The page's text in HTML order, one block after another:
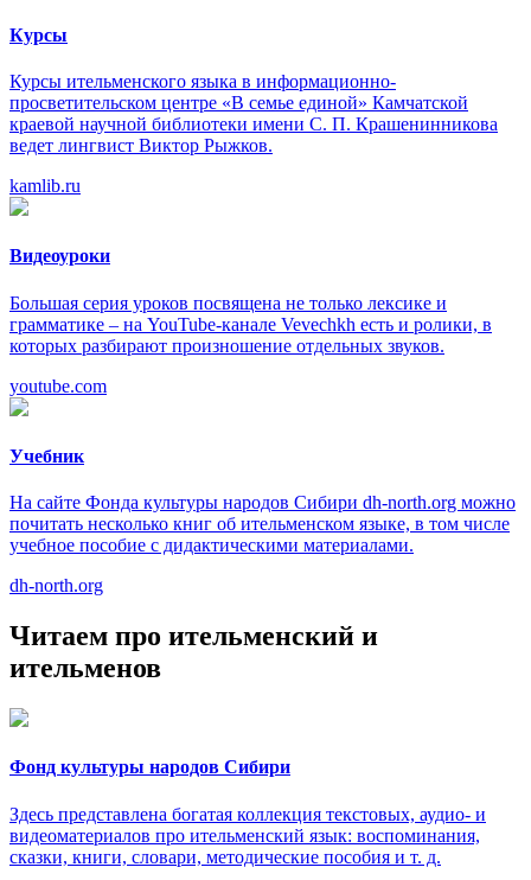
Курсы
Курсы ительменского языка в информационно-
просветительском центре «В семье единой» Камчатской
краевой научной библиотеки имени С. П. Крашенинникова
ведет лингвист Виктор Рыжков.
kamlib.ru
Видеоуроки
Большая серия уроков посвящена не только лексике и
грамматике – на YouTube-канале Vevechkh есть и ролики, в
которых разбирают произношение отдельных звуков.
youtube.com
Учебник
На сайте Фонда культуры народов Сибири dh-north.org можно
почитать несколько книг об ительменском языке, в том числе
учебное пособие с дидактическими материалами.
dh-north.org
Читаем про ительменский и
ительменов
Фонд культуры народов Сибири
Здесь представлена богатая коллекция текстовых, аудио- и
видеоматериалов про ительменский язык: воспоминания,
сказки, книги, словари, методические пособия и т. д.